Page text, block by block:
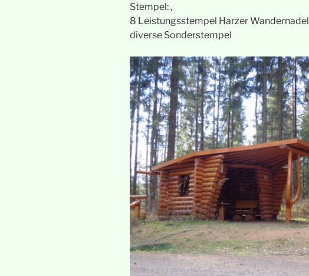
Stempel: ‚
8 Leistungsstempel Harzer Wandernadel
diverse Sonderstempel